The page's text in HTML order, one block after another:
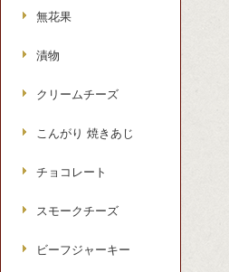
無花果
漬物
クリームチーズ
こんがり 焼きあじ
チョコレート
スモークチーズ
ビーフジャーキー